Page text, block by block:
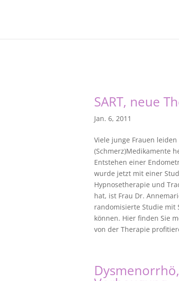
SART, neue
Jan. 6, 2011
Viele junge Frauen
(Schmerz)Medikamente
Entstehen einer
wurde jetzt mit einer
Hypnosetherapie und
hat, ist Frau Dr.
randomisierte Studie mit
können. Hier finden Sie
von der Therapie